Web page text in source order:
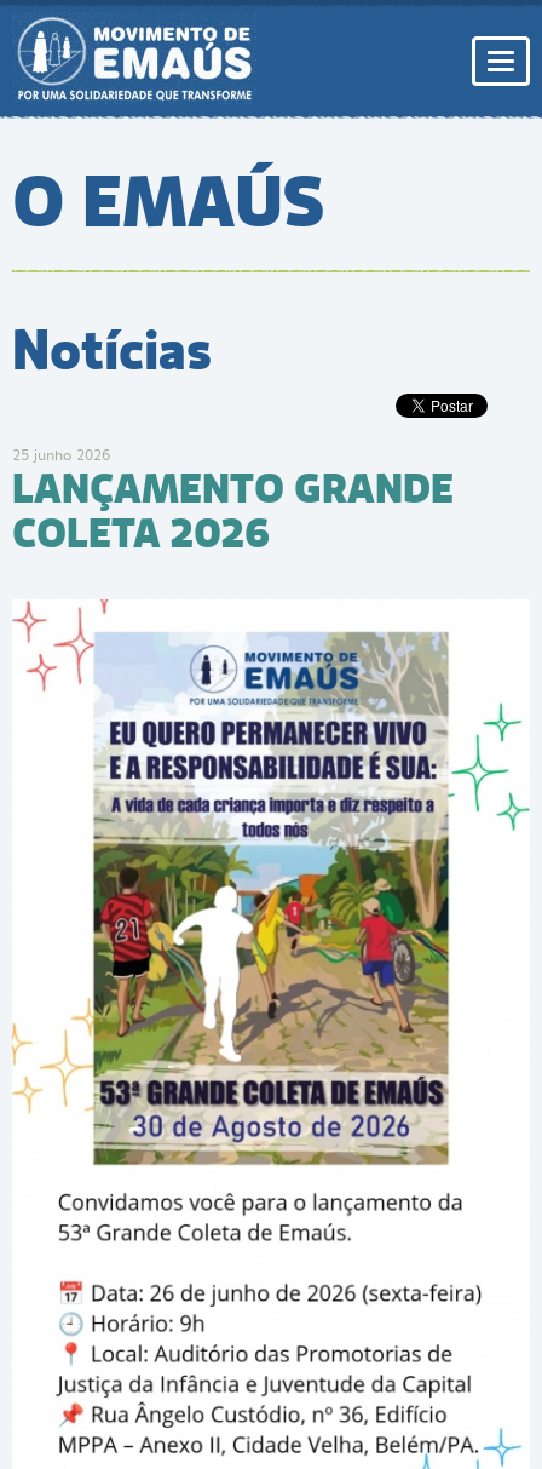
Pular
para
conteúdo
O EMAÚS
Notícias
25 junho 2026
LANÇAMENTO GRANDE
COLETA 2026